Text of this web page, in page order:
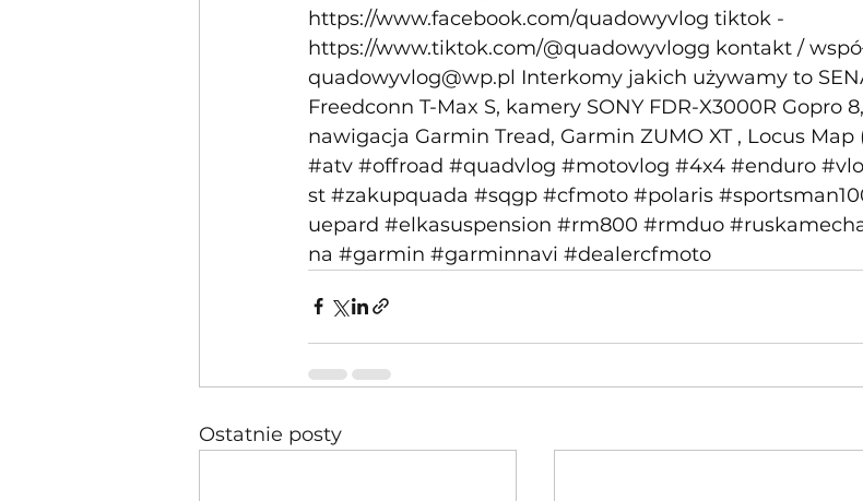
https://www.facebook.com/quadowyvlog tiktok -
https://www.tiktok.com/@quadowyvlogg kontakt /
quadowyvlog@wp.pl Interkomy jakich używamy to
Freedconn T-Max S, kamery SONY FDR-X3000R Gopro
nawigacja Garmin Tread, Garmin ZUMO XT , Locus Map
#atv #offroad #quadvlog #motovlog #4x4 #enduro
st #zakupquada #sqgp #cfmoto #polaris
uepard #elkasuspension #rm800 #rmduo
na #garmin #garminnavi #dealercfmoto
Ostatnie posty